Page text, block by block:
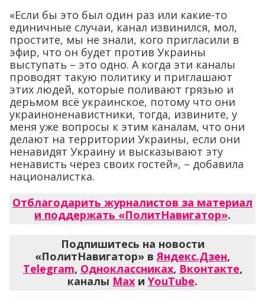
«Если бы это был один раз или какие-то
единичные случаи, канал извинился, мол,
простите, мы не знали, кого пригласили в
эфир, что он будет против Украины
выступать – это одно. А когда эти каналы
проводят такую политику и приглашают
этих людей, которые поливают грязью и
дерьмом всё украинское, потому что они
украиноненавистники, тогда, извините, у
меня уже вопросы к этим каналам, что они
делают на территории Украины, если они
ненавидят Украину и высказывают эту
ненависть через своих гостей», – добавила
националистка.
Отблагодарить журналистов за материал
и поддержать «ПолитНавигатор».
Подпишитесь на новости
«ПолитНавигатор» вЯндекс.Дзен,
Telegram, Одноклассниках, Вконтакте,
каналы Max и YouTube.